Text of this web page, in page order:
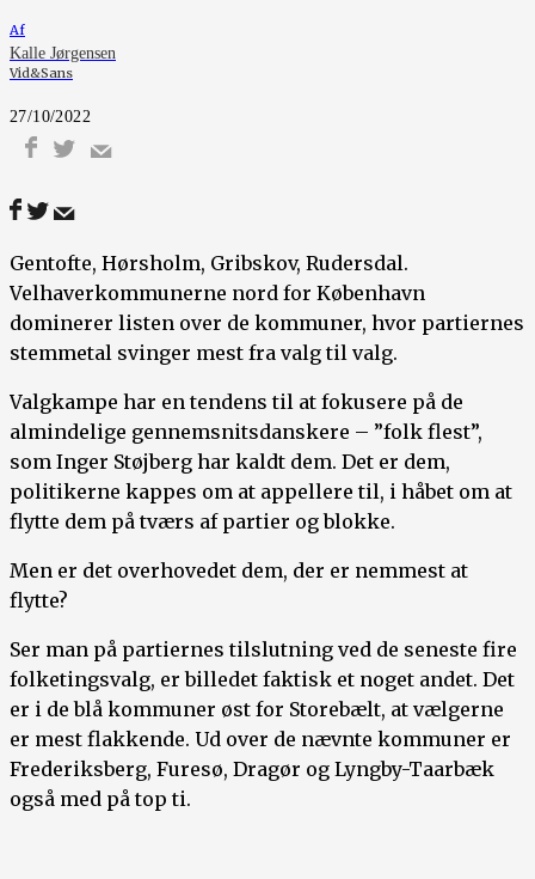
Af
Kalle Jørgensen
Vid&Sans
27/10/2022
Gentofte, Hørsholm, Gribskov, Rudersdal.
Velhaverkommunerne nord for København
dominerer listen over de kommuner, hvor partiernes
stemmetal svinger mest fra valg til valg.
Valgkampe har en tendens til at fokusere på de
almindelige gennemsnitsdanskere – ”folk flest”,
som Inger Støjberg har kaldt dem. Det er dem,
politikerne kappes om at appellere til, i håbet om at
flytte dem på tværs af partier og blokke.
Men er det overhovedet dem, der er nemmest at
flytte?
Ser man på partiernes tilslutning ved de seneste fire
folketingsvalg, er billedet faktisk et noget andet. Det
er i de blå kommuner øst for Storebælt, at vælgerne
er mest flakkende. Ud over de nævnte kommuner er
Frederiksberg, Furesø, Dragør og Lyngby-Taarbæk
også med på top ti.